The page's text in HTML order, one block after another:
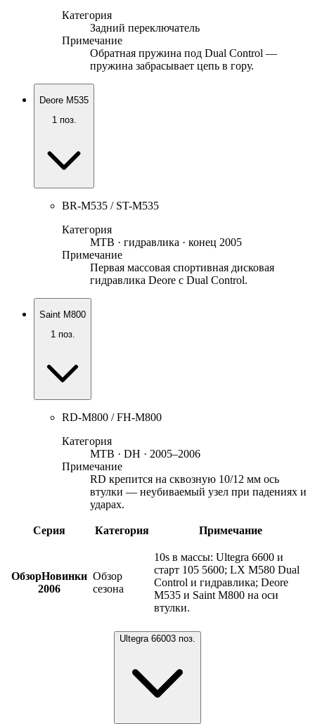
Категория
Задний переключатель
Примечание
Обратная пружина под Dual Control —
пружина забрасывает цепь в гору.
Deore M535
1поз.
BR-M535 / ST-M535
Категория
MTB · гидравлика · конец 2005
Примечание
Первая массовая спортивная дисковая
гидравлика Deore с Dual Control.
Saint M800
1поз.
RD-M800 / FH-M800
Категория
MTB · DH · 2005–2006
Примечание
RD крепится на сквозную 10/12 мм ось
втулки — неубиваемый узел при падениях и
ударах.
Серия Категория Примечание
ОбзорНовинки
2006
Обзор
сезона
10s в массы: Ultegra 6600 и
старт 105 5600; LX M580 Dual
Control и гидравлика; Deore
M535 и Saint M800 на оси
втулки.
Ultegra 66003 поз.